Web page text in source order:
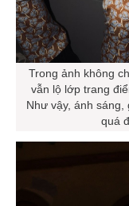
Trong ảnh không
vẫn lộ lớp trang
Như vậy, ánh
quá